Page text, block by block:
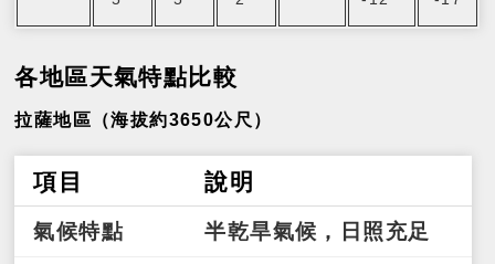
各地區天氣特點比較
拉薩地區（海拔約3650公尺）
項目 說明
氣候特點 半乾旱氣候，日照充足